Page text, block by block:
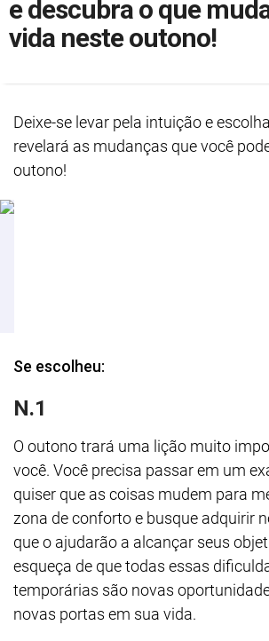
e descubra o que
vida neste outono!
Deixe-se levar pela intuição e
revelará as mudanças que você
outono!
Se escolheu:
N.1
O outono trará uma lição muito
você. Você precisa passar em um
quiser que as coisas mudem para
zona de conforto e busque adquirir
que o ajudarão a alcançar seus
esqueça de que todas essas
temporárias são novas
novas portas em sua vida.